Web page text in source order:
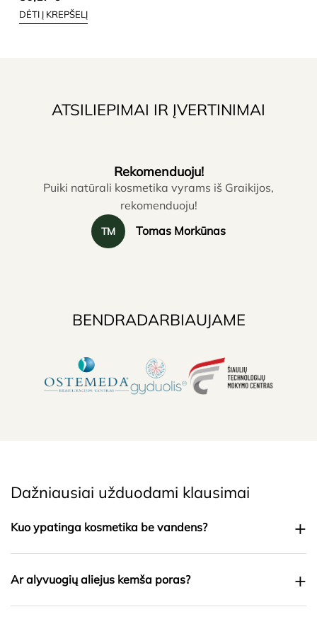
DĖTI Į KREPŠELĮ
ATSILIEPIMAI IR ĮVERTINIMAI
Rekomenduoju!
Puiki natūrali kosmetika vyrams iš Graikijos,
rekomenduoju!
Tomas Morkūnas
BENDRADARBIAUJAME
Dažniausiai užduodami klausimai
Kuo ypatinga kosmetika be vandens? +
Ar alyvuogių aliejus kemša poras? +